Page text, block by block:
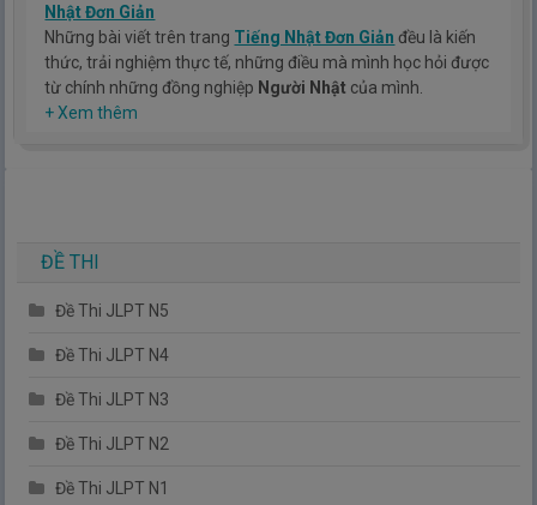
Nhật Đơn Giản
Những bài viết trên trang Tiếng Nhật Đơn Giản đều là kiến
thức, trải nghiệm thực tế, những điều mà mình học hỏi được
từ chính những đồng nghiệp Người Nhật của mình.
Hy vọng rằng kinh nghiệm mà mình có được sẽ giúp các bạn
+ Xem thêm
ĐỀ THI
Đề Thi JLPT N5
Đề Thi JLPT N4
Đề Thi JLPT N3
Đề Thi JLPT N2
Đề Thi JLPT N1